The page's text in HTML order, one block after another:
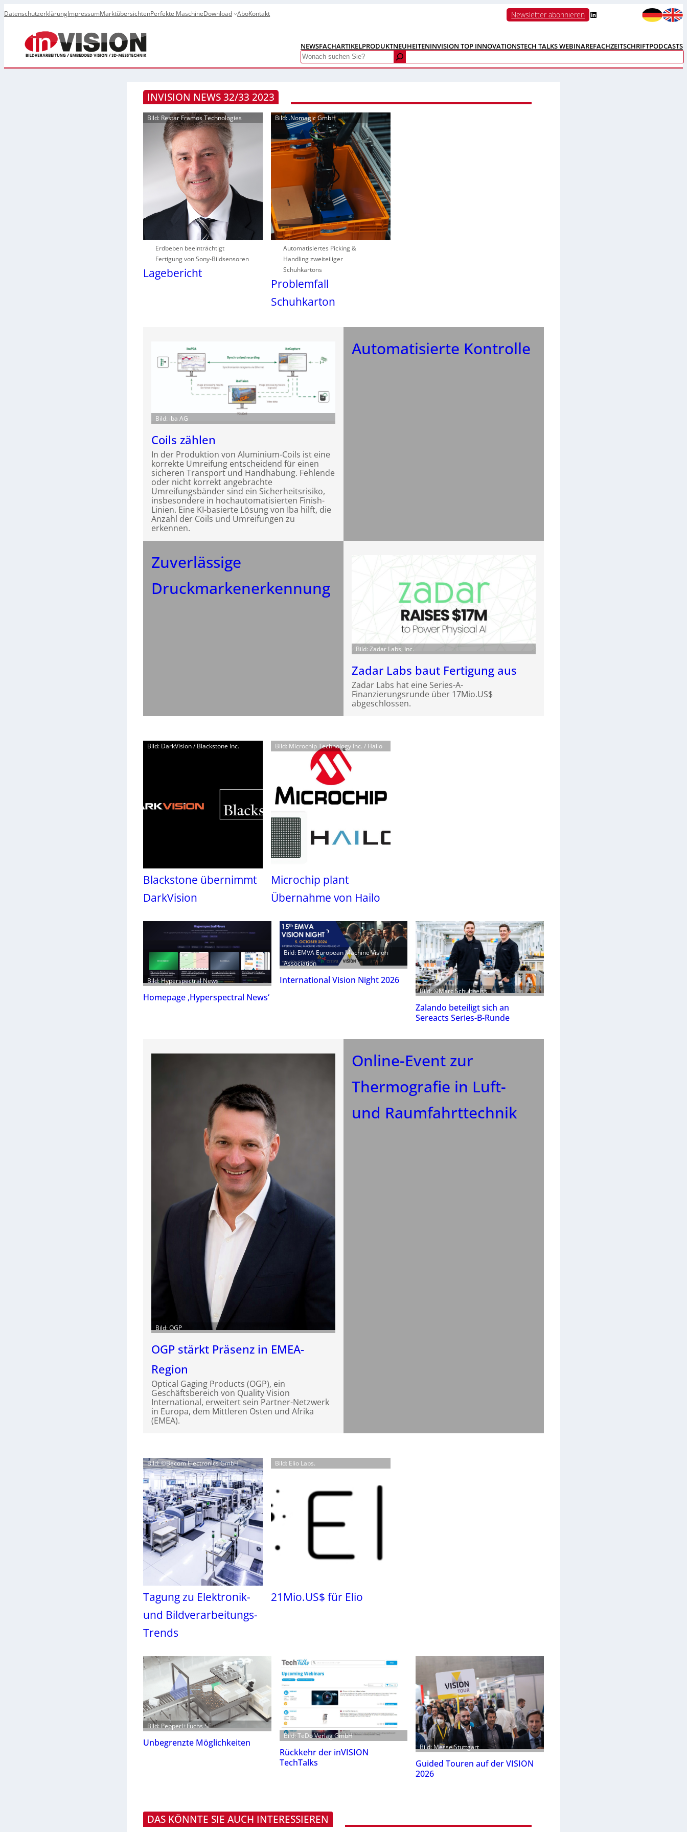
DatenschutzerklärungImpressumMarktübersichtenPerfekte MaschineDownload AboKontakt Newsletter abonnieren LinkedIn
NEWSFACHARTIKELPRODUKTNEUHEITENINVISION TOP INNOVATIONSTECH TALKS WEBINAREFACHZEITSCHRIFTPODCASTS
Search
INVISION NEWS 32/33 2023
Bild: Restar Framos Technologies
Erdbeben beeinträchtigt
Fertigung von Sony-Bildsensoren
Lagebericht
Bild: .Nomagic GmbH
Automatisiertes Picking &
Handling zweiteiliger
Schuhkartons
Problemfall
Schuhkarton
Bild: iba AG
Coils zählen
In der Produktion von Aluminium-Coils ist eine
korrekte Umreifung entscheidend für einen
sicheren Transport und Handhabung. Fehlende
oder nicht korrekt angebrachte
Umreifungsbänder sind ein Sicherheitsrisiko,
insbesondere in hochautomatisierten Finish-
Linien. Eine KI-basierte Lösung von Iba hilft, die
Anzahl der Coils und Umreifungen zu
erkennen.
Automatisierte Kontrolle
Zuverlässige
Druckmarkenerkennung
Bild: Zadar Labs, Inc.
Zadar Labs baut Fertigung aus
Zadar Labs hat eine Series-A-
Finanzierungsrunde über 17Mio.US$
abgeschlossen.
Bild: DarkVision / Blackstone Inc.
Blackstone übernimmt
DarkVision
Bild: Microchip Technology Inc. / Hailo
Microchip plant
Übernahme von Hailo
Bild: Hyperspectral News
Homepage ‚Hyperspectral News‘
Bild: EMVA European Machine Vision
Association
International Vision Night 2026
Bild: ©Marc Schultheiss
Zalando beteiligt sich an
Sereacts Series-B-Runde
Bild: OGP
OGP stärkt Präsenz in EMEA-
Region
Optical Gaging Products (OGP), ein
Geschäftsbereich von Quality Vision
International, erweitert sein Partner-Netzwerk
in Europa, dem Mittleren Osten und Afrika
(EMEA).
Online-Event zur
Thermografie in Luft-
und Raumfahrttechnik
Bild: ©Becom Electronics GmbH
Tagung zu Elektronik-
und Bildverarbeitungs-
Trends
Bild: Elio Labs.
21Mio.US$ für Elio
Bild: Pepperl+Fuchs SE
Unbegrenzte Möglichkeiten
Bild: TeDo Verlag GmbH
Rückkehr der inVISION
TechTalks
Bild: Messe Stuttgart
Guided Touren auf der VISION
2026
DAS KÖNNTE SIE AUCH INTERESSIEREN